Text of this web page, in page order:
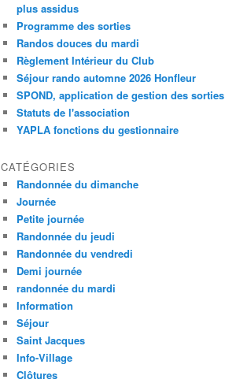
plus assidus
Programme des sorties
Randos douces du mardi
Règlement Intérieur du Club
Séjour rando automne 2026 Honfleur
SPOND, application de gestion des sorties
Statuts de l'association
YAPLA fonctions du gestionnaire
CATÉGORIES
Randonnée du dimanche
Journée
Petite journée
Randonnée du jeudi
Randonnée du vendredi
Demi journée
randonnée du mardi
Information
Séjour
Saint Jacques
Info-Village
Clôtures